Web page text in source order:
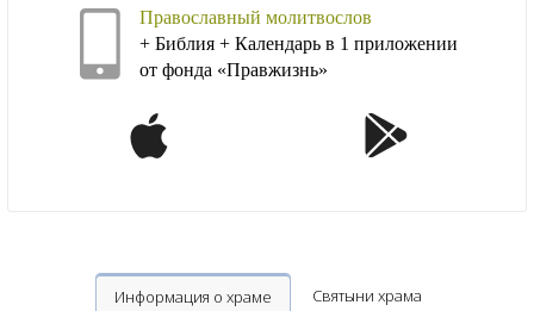
Православный молитвослов
+ Библия + Календарь в 1 приложении
от фонда «Правжизнь»
Информация о храме Святыни храма